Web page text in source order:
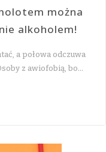
można
alkoholem!
a połowa odczuwa
z awiofobią, bo…